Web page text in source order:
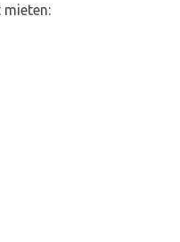
mieten: